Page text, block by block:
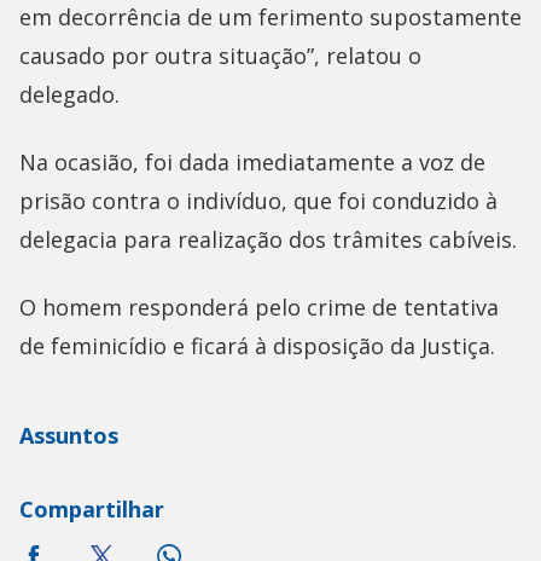
em decorrência de um ferimento supostamente
causado por outra situação”, relatou o
delegado.
Na ocasião, foi dada imediatamente a voz de
prisão contra o indivíduo, que foi conduzido à
delegacia para realização dos trâmites cabíveis.
O homem responderá pelo crime de tentativa
de feminicídio e ficará à disposição da Justiça.
Assuntos
Compartilhar